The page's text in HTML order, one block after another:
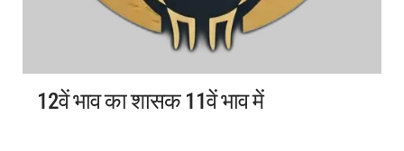
12वें भाव का शासक 11वें भाव में